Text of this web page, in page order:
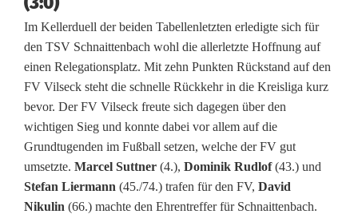
F
ü
h
r
u
n
g
Im Kellerduell der beiden Tabellenletzten erledigte sich für
den TSV Schnaittenbach wohl die allerletzte Hoffnung auf
einen Relegationsplatz. Mit zehn Punkten Rückstand auf den
FV Vilseck steht die schnelle Rückkehr in die Kreisliga kurz
bevor. Der FV Vilseck freute sich dagegen über den
wichtigen Sieg und konnte dabei vor allem auf die
Grundtugenden im Fußball setzen, welche der FV gut
umsetzte. Marcel Suttner (4.), Dominik Rudlof(43.) und
Stefan Liermann (45./74.) trafen für den FV, David
Nikulin (66.) machte den Ehrentreffer für Schnaittenbach.